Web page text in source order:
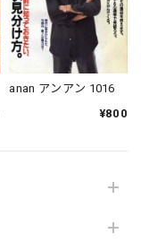
anan アンアン 1016
¥800